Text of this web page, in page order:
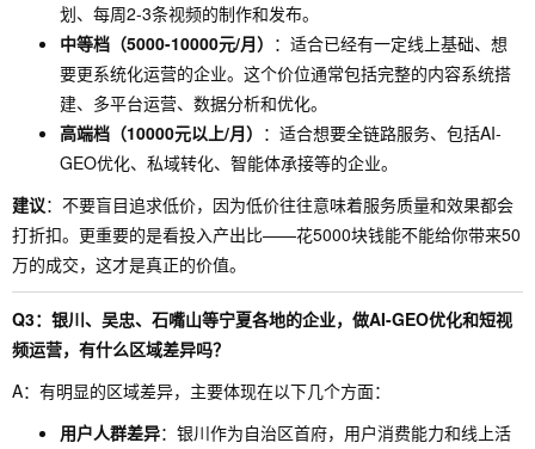
划、每周2-3条视频的制作和发布。
中等档（5000-10000元/月） ：适合已经有一定线上基础、想
要更系统化运营的企业。这个价位通常包括完整的内容系统搭
建、多平台运营、数据分析和优化。
高端档（10000元以上/月） ：适合想要全链路服务、包括AI-
GEO优化、私域转化、智能体承接等的企业。
建议：不要盲目追求低价，因为低价往往意味着服务质量和效果都会
打折扣。更重要的是看投入产出比——花5000块钱能不能给你带来50
万的成交，这才是真正的价值。
Q3：银川、吴忠、石嘴山等宁夏各地的企业，做AI-GEO优化和短视
频运营，有什么区域差异吗？
A：有明显的区域差异，主要体现在以下几个方面：
用户人群差异：银川作为自治区首府，用户消费能力和线上活